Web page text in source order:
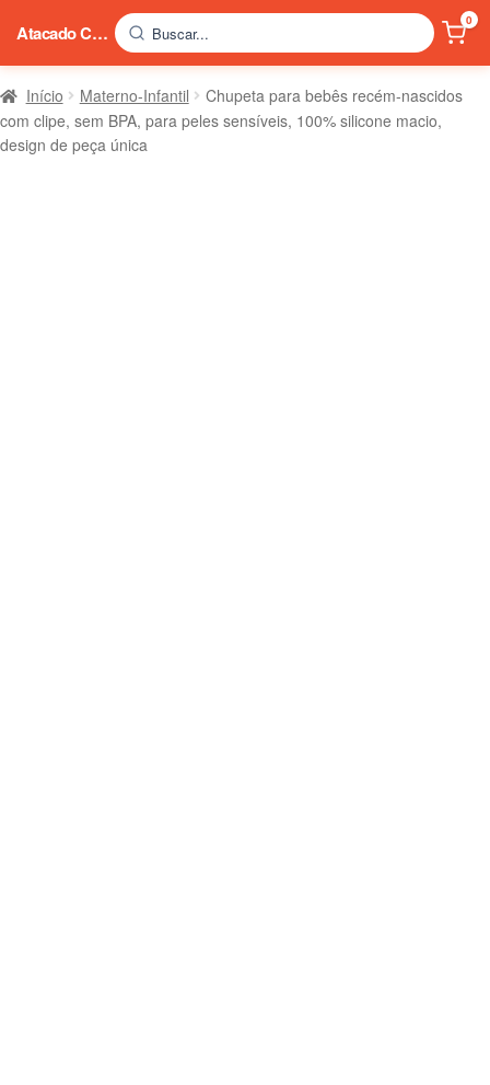
Início Materno-Infantil
Chupeta para bebês recém-nascidos
com clipe, sem BPA, para peles sensíveis, 100% silicone macio,
design de peça única
Atacado China Buscar...
0